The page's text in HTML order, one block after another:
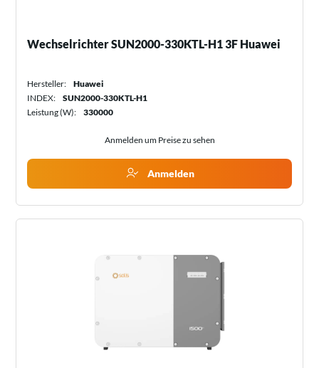
Wechselrichter SUN2000-330KTL-H1 3F Huawei
Hersteller:
Huawei
INDEX:
SUN2000-330KTL-H1
Leistung (W):
330000
Anmelden um Preise zu sehen
Anmelden